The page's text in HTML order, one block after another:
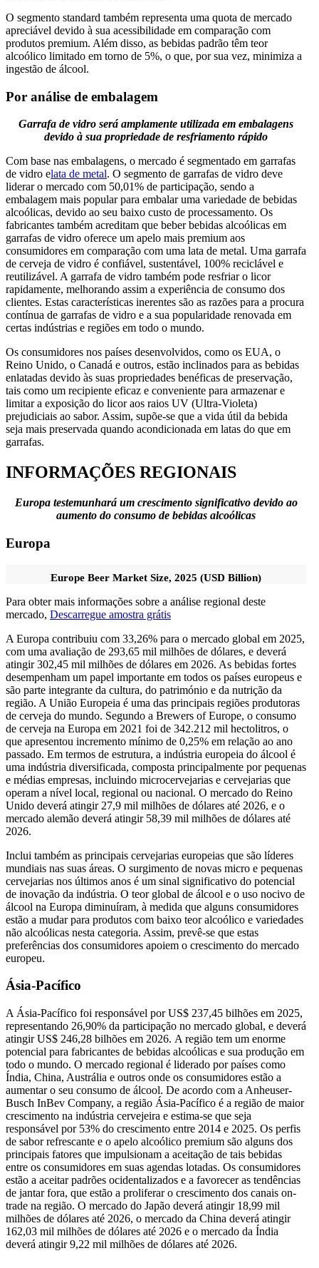
O segmento standard também representa uma quota de mercado
apreciável devido à sua acessibilidade em comparação com
produtos premium. Além disso, as bebidas padrão têm teor
alcoólico limitado em torno de 5%, o que, por sua vez, minimiza a
ingestão de álcool.
Por análise de embalagem
Garrafa de vidro será amplamente utilizada em embalagens
devido à sua propriedade de resfriamento rápido
Com base nas embalagens, o mercado é segmentado em garrafas
de vidro elata de metal. O segmento de garrafas de vidro deve
liderar o mercado com 50,01% de participação, sendo a
embalagem mais popular para embalar uma variedade de bebidas
alcoólicas, devido ao seu baixo custo de processamento. Os
fabricantes também acreditam que beber bebidas alcoólicas em
garrafas de vidro oferece um apelo mais premium aos
consumidores em comparação com uma lata de metal. Uma garrafa
de cerveja de vidro é confiável, sustentável, 100% reciclável e
reutilizável. A garrafa de vidro também pode resfriar o licor
rapidamente, melhorando assim a experiência de consumo dos
clientes. Estas características inerentes são as razões para a procura
contínua de garrafas de vidro e a sua popularidade renovada em
certas indústrias e regiões em todo o mundo.
Os consumidores nos países desenvolvidos, como os EUA, o
Reino Unido, o Canadá e outros, estão inclinados para as bebidas
enlatadas devido às suas propriedades benéficas de preservação,
tais como um recipiente eficaz e conveniente para armazenar e
limitar a exposição do licor aos raios UV (Ultra-Violeta)
prejudiciais ao sabor. Assim, supõe-se que a vida útil da bebida
seja mais preservada quando acondicionada em latas do que em
garrafas.
INFORMAÇÕES REGIONAIS
Europa testemunhará um crescimento significativo devido ao
aumento do consumo de bebidas alcoólicas
Europa
Europe Beer Market Size, 2025 (USD Billion)
Para obter mais informações sobre a análise regional deste
mercado, Descarregue amostra grátis
A Europa contribuiu com 33,26% para o mercado global em 2025,
com uma avaliação de 293,65 mil milhões de dólares, e deverá
atingir 302,45 mil milhões de dólares em 2026. As bebidas fortes
desempenham um papel importante em todos os países europeus e
são parte integrante da cultura, do património e da nutrição da
região. A União Europeia é uma das principais regiões produtoras
de cerveja do mundo. Segundo a Brewers of Europe, o consumo
de cerveja na Europa em 2021 foi de 342.212 mil hectolitros, o
que apresentou incremento mínimo de 0,25% em relação ao ano
passado. Em termos de estrutura, a indústria europeia do álcool é
uma indústria diversificada, composta principalmente por pequenas
e médias empresas, incluindo microcervejarias e cervejarias que
operam a nível local, regional ou nacional. O mercado do Reino
Unido deverá atingir 27,9 mil milhões de dólares até 2026, e o
mercado alemão deverá atingir 58,39 mil milhões de dólares até
2026.
Inclui também as principais cervejarias europeias que são líderes
mundiais nas suas áreas. O surgimento de novas micro e pequenas
cervejarias nos últimos anos é um sinal significativo do potencial
de inovação da indústria. O teor global de álcool e o uso nocivo de
álcool na Europa diminuíram, à medida que alguns consumidores
estão a mudar para produtos com baixo teor alcoólico e variedades
não alcoólicas nesta categoria. Assim, prevê-se que estas
preferências dos consumidores apoiem o crescimento do mercado
europeu.
Ásia-Pacífico
A Ásia-Pacífico foi responsável por US$ 237,45 bilhões em 2025,
representando 26,90% da participação no mercado global, e deverá
atingir US$ 246,28 bilhões em 2026. A região tem um enorme
potencial para fabricantes de bebidas alcoólicas e sua produção em
todo o mundo. O mercado regional é liderado por países como
Índia, China, Austrália e outros onde os consumidores estão a
aumentar o seu consumo de álcool. De acordo com a Anheuser-
Busch InBev Company, a região Ásia-Pacífico é a região de maior
crescimento na indústria cervejeira e estima-se que seja
responsável por 53% do crescimento entre 2014 e 2025. Os perfis
de sabor refrescante e o apelo alcoólico premium são alguns dos
principais fatores que impulsionam a aceitação de tais bebidas
entre os consumidores em suas agendas lotadas. Os consumidores
estão a aceitar padrões ocidentalizados e a favorecer as tendências
de jantar fora, que estão a proliferar o crescimento dos canais on-
trade na região. O mercado do Japão deverá atingir 18,99 mil
milhões de dólares até 2026, o mercado da China deverá atingir
162,03 mil milhões de dólares até 2026 e o ​​mercado da Índia
deverá atingir 9,22 mil milhões de dólares até 2026.